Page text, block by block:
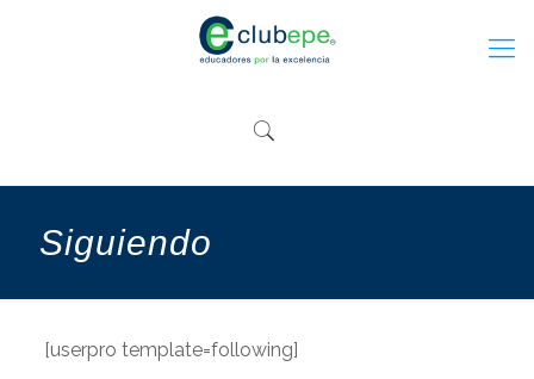
Siguiendo
[userpro template=following]